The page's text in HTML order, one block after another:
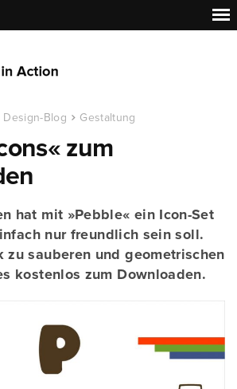
Design-Blog Gestaltung
zum
hat mit »Pebble« ein Icon-Set
nur freundlich sein soll.
zu sauberen und geometrischen
kostenlos zum Downloaden.